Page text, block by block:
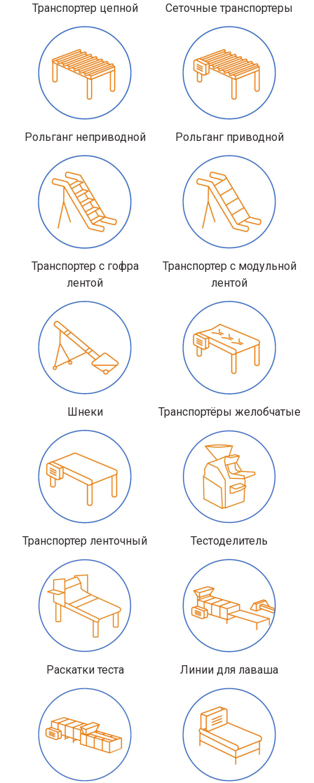
Транспортер цепной Сеточные транспортеры
Рольганг неприводной Рольганг приводной
Транспортер с гофра
лентой
Транспортер с модульной
лентой
Шнеки Транспортёры желобчатые
Транспортер ленточный Тестоделитель
Раскатки теста Линии для лаваша